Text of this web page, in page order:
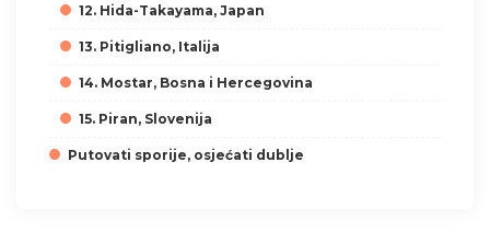
12. Hida-Takayama, Japan
13. Pitigliano, Italija
14. Mostar, Bosna i Hercegovina
15. Piran, Slovenija
Putovati sporije, osjećati dublje